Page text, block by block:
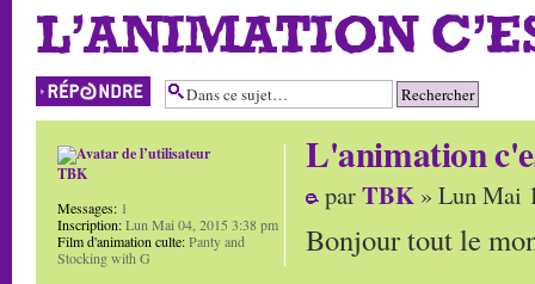
L'ANIMATION
Répondre
L'animation
parTBK » Lun Mai
Bonjour tout le
TBK
Messages: 1
Inscription:Lun Mai 04, 2015 3:38 pm
Film d'animation culte:Panty and
Stocking with G